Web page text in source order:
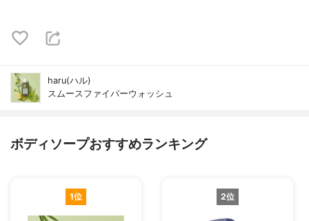
haru(ハル)
スムースファイバーウォッシュ
ボディソープおすすめランキング
1位 2位